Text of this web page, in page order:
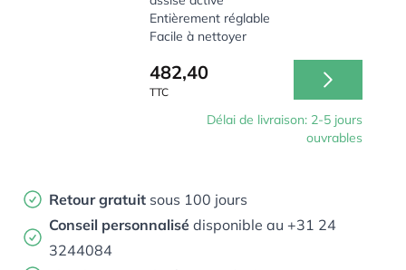
Entièrement réglable
Facile à nettoyer
482,40
TTC
Délai de livraison: 2-5 jours
ouvrables
Retour gratuit sous 100 jours
Conseil personnalisé disponible au +31 24
3244084